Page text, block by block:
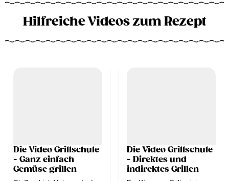
Hilfreiche Videos zum Rezept
Die Video Grillschule
- Ganz einfach
Gemüse grillen
Die Video Grillschule
- Direktes und
indirektes Grillen